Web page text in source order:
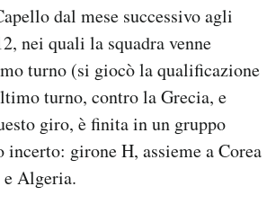
dal mese successivo agli
nei quali la squadra venne
turno (si giocò la qualificazione
turno, contro la Grecia, e
giro, è finita in un gruppo
girone H, assieme a Corea
Algeria.